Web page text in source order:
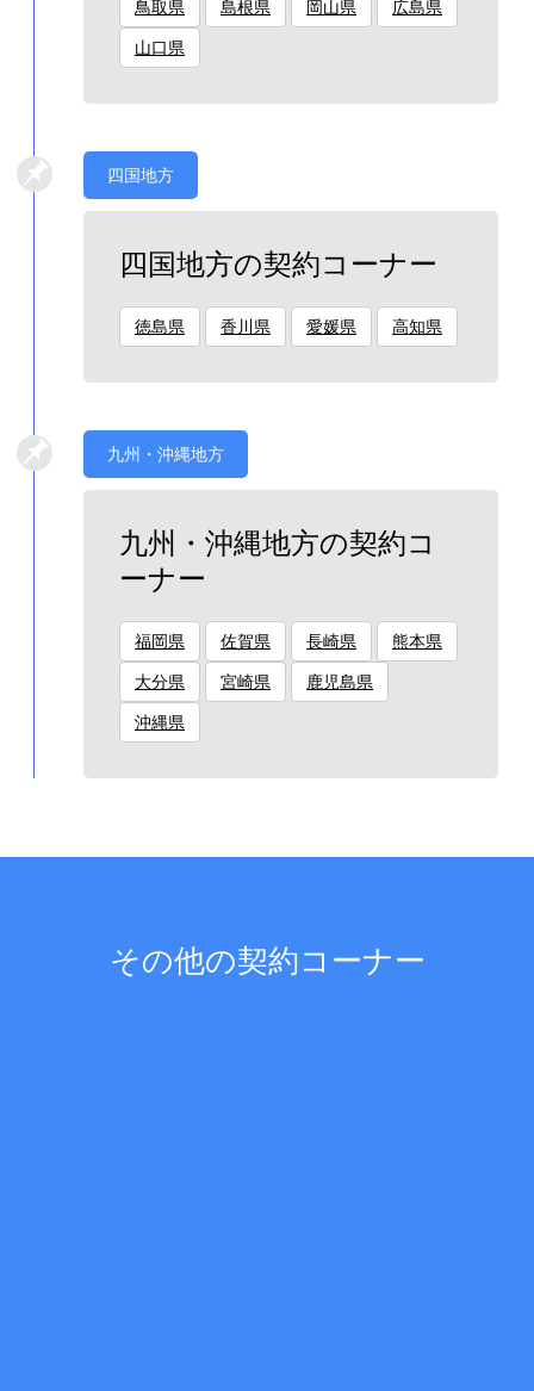
鳥取県 島根県 岡山県 広島県
山口県
四国地方
四国地方の契約コーナー
徳島県 香川県 愛媛県 高知県
九州・沖縄地方
九州・沖縄地方の契約コ
ーナー
福岡県 佐賀県 長崎県 熊本県
大分県 宮崎県 鹿児島県
沖縄県
その他の契約コーナー